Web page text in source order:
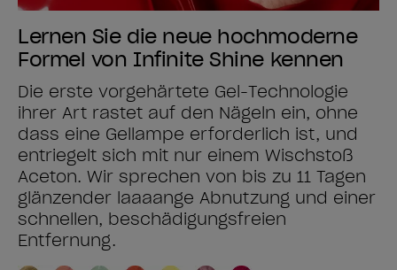
Lernen Sie die neue hochmoderne
Formel von Infinite Shine kennen
Die erste vorgehärtete Gel-Technologie
ihrer Art rastet auf den Nägeln ein, ohne
dass eine Gellampe erforderlich ist, und
entriegelt sich mit nur einem Wischstoß
Aceton. Wir sprechen von bis zu 11 Tagen
glänzender laaaange Abnutzung und einer
schnellen, beschädigungsfreien
Entfernung.